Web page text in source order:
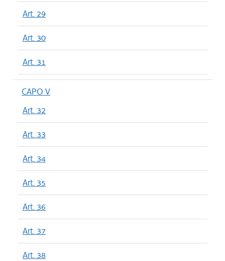
Art. 29
Art. 30
Art. 31
CAPO V
Art. 32
Art. 33
Art. 34
Art. 35
Art. 36
Art. 37
Art. 38